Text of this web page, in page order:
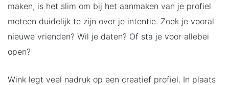
maken, is het slim om bij het aanmaken van je profiel
meteen duidelijk te zijn over je intentie. Zoek je vooral
nieuwe vrienden? Wil je daten? Of sta je voor allebei
open?
Wink legt veel nadruk op een creatief profiel. In plaats